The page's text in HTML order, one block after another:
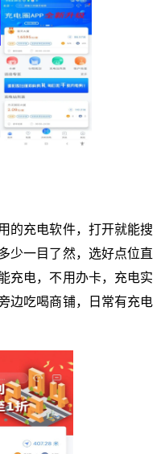
的充电软件，打开就能搜
少一目了然，选好点位直
充电，不用办卡，充电实
边吃喝商铺，日常有充电